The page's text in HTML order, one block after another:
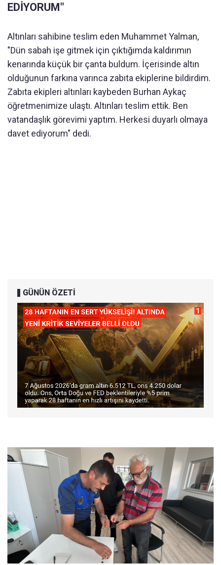
EDİYORUM"
Altınları sahibine teslim eden Muhammet Yalman,
"Dün sabah işe gitmek için çıktığımda kaldırımın
kenarında küçük bir çanta buldum. İçerisinde altın
olduğunun farkına varınca zabıta ekiplerine bildirdim.
Zabıta ekipleri altınları kaybeden Burhan Aykaç
öğretmenimize ulaştı. Altınları teslim ettik. Ben
vatandaşlık görevimi yaptım. Herkesi duyarlı olmaya
davet ediyorum" dedi.
GÜNÜN ÖZETİ